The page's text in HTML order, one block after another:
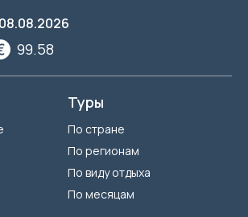
08.08.2026
99.58
Туры
По стране
По регионам
По виду отдыха
По месяцам